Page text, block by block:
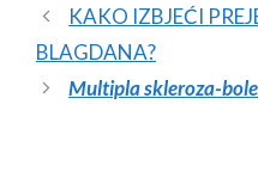
KAKO IZBJEĆI
BLAGDANA?
Multipla skleroza-